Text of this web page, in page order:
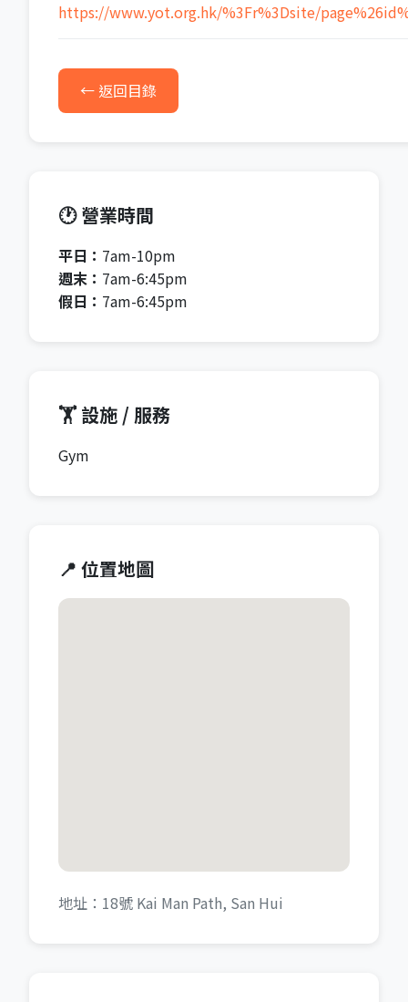
https://www.yot.org.hk/%3Fr%3Dsite/
← 返回目錄
🕐 營業時間
平日： 7am-10pm
週末： 7am-6:45pm
假日： 7am-6:45pm
🏋️ 設施 / 服務
Gym
📍 位置地圖
地址：18號 Kai Man Path, San Hui